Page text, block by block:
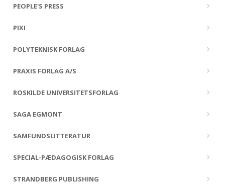
PEOPLE'S PRESS
PIXI
POLYTEKNISK FORLAG
PRAXIS FORLAG A/S
ROSKILDE UNIVERSITETSFORLAG
SAGA EGMONT
SAMFUNDSLITTERATUR
SPECIAL-PÆDAGOGISK FORLAG
STRANDBERG PUBLISHING